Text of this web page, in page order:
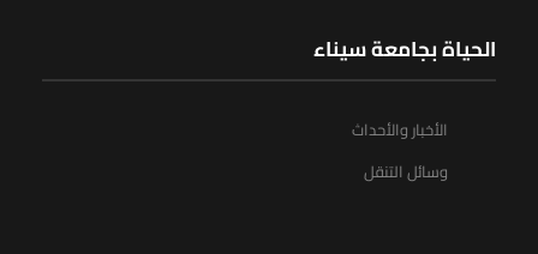
الحياة بجامعة سيناء
الأخبار والأحداث
وسائل التنقل